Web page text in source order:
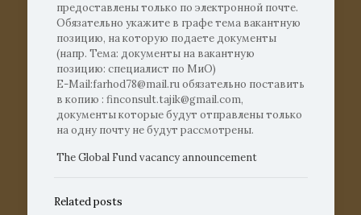
предоставлены только по электронной почте.
Обязательно укажите в графе тема вакантную
позицию, на которую подаете документы
(напр. Тема: документы на вакантную
позицию: специалист по МиО)
E-Mail:farhod78@mail.ru обязательно поставить
в копию : finconsult.tajik@gmail.com,
документы которые будут отправлены только
на одну почту не будут рассмотрены.
The Global Fund vacancy announcement
Related posts